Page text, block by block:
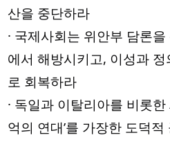
산을 중단하라
· 국제사회는 위안부 담론
에서 해방시키고, 이성과
로 회복하라
· 독일과 이탈리아를 비롯한
억의 연대’를 가장한 도덕